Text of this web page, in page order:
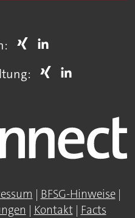
| BFSG-Hinweise|
| Kontakt| Facts